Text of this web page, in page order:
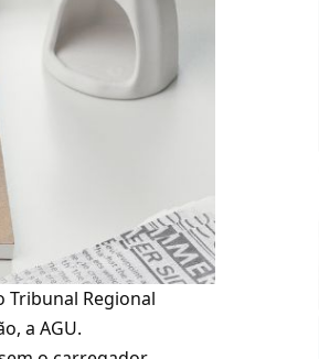
Tribunal Regional
a AGU.